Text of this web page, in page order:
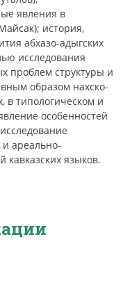
явления в
история,
абхазо-адыгских
исследования
проблем структуры и
образом нахско-
в типологическом и
особенностей
ареально-
кавказских языков.